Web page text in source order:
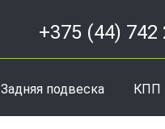
+375 (44) 742
Задняя подвеска КПП